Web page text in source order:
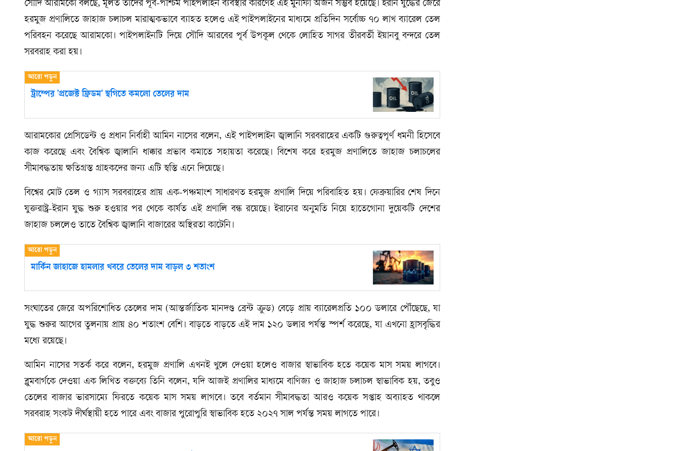
সৌদি আরামকো বলছে, মূলত তাদের পূর্ব-পশ্চিম পাইপলাইন ব্যবস্থার কারণেই এই মুনাফা অর্জন সম্ভব হয়েছে। ইরান যুদ্ধের জেরে
হরমুজ প্রণালিতে জাহাজ চলাচল মারাত্মকভাবে ব্যাহত হলেও এই পাইপলাইনের মাধ্যমে প্রতিদিন সর্বোচ্চ ৭০ লাখ ব্যারেল তেল
পরিবহন করেছে আরামকো। পাইপলাইনটি দিয়ে সৌদি আরবের পূর্ব উপকূল থেকে লোহিত সাগর তীরবর্তী ইয়ানবু বন্দরে তেল
সরবরাহ করা হয়।
ট্রাম্পের 'প্রজেক্ট ফ্রিডম' স্থগিতে কমলো তেলের দাম
আরামকোর প্রেসিডেন্ট ও প্রধান নির্বাহী আমিন নাসের বলেন, এই পাইপলাইন জ্বালানি সরবরাহের একটি গুরুত্বপূর্ণ ধমনী হিসেবে
কাজ করেছে এবং বৈশ্বিক জ্বালানি ধাক্কার প্রভাব কমাতে সহায়তা করেছে। বিশেষ করে হরমুজ প্রণালিতে জাহাজ চলাচলের
সীমাবদ্ধতায় ক্ষতিগ্রস্ত গ্রাহকদের জন্য এটি স্বস্তি এনে দিয়েছে।
বিশ্বের মোট তেল ও গ্যাস সরবরাহের প্রায় এক-পঞ্চমাংশ সাধারণত হরমুজ প্রণালি দিয়ে পরিবাহিত হয়। ফেব্রুয়ারির শেষ দিনে
যুক্তরাষ্ট্র-ইরান যুদ্ধ শুরু হওয়ার পর থেকে কার্যত এই প্রণালি বন্ধ রয়েছে। ইরানের অনুমতি নিয়ে হাতেগোনা দুয়েকটি দেশের
জাহাজ চললেও তাতে বৈশ্বিক জ্বালানি বাজারের অস্থিরতা কাটেনি।
মার্কিন জাহাজে হামলার খবরে তেলের দাম বাড়ল ৩ শতাংশ
সংঘাতের জেরে অপরিশোধিত তেলের দাম (আন্তর্জাতিক মানদণ্ড ব্রেন্ট ক্রুড) বেড়ে প্রায় ব্যারেলপ্রতি ১০০ ডলারে পৌঁছেছে, যা
যুদ্ধ শুরুর আগের তুলনায় প্রায় ৪০ শতাংশ বেশি। বাড়তে বাড়তে এই দাম ১২০ ডলার পর্যন্ত স্পর্শ করেছে, যা এখনো হ্রাসবৃদ্ধির
মধ্যে রয়েছে।
আমিন নাসের সতর্ক করে বলেন, হরমুজ প্রণালি এখনই খুলে দেওয়া হলেও বাজার স্বাভাবিক হতে কয়েক মাস সময় লাগবে।
ব্লুমবার্গকে দেওয়া এক লিখিত বক্তব্যে তিনি বলেন, যদি আজই প্রণালির মাধ্যমে বাণিজ্য ও জাহাজ চলাচল স্বাভাবিক হয়, তবুও
তেলের বাজার ভারসাম্যে ফিরতে কয়েক মাস সময় লাগবে। তবে বর্তমান সীমাবদ্ধতা আরও কয়েক সপ্তাহ অব্যাহত থাকলে
সরবরাহ সংকট দীর্ঘস্থায়ী হতে পারে এবং বাজার পুরোপুরি স্বাভাবিক হতে ২০২৭ সাল পর্যন্ত সময় লাগতে পারে।